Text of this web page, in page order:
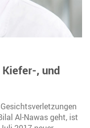
, und
Al-Nawas geht, ist